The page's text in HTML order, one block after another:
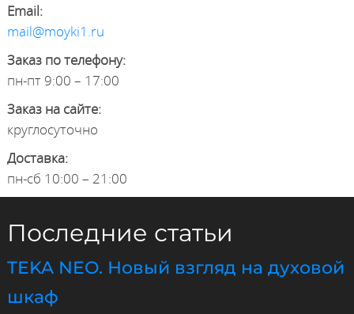
Email:
mail@moyki1.ru
Заказ по телефону:
пн-пт 9:00 – 17:00
Заказ на сайте:
круглосуточно
Доставка:
пн-сб 10:00 – 21:00
Последние статьи
TEKA NEO. Новый взгляд на духовой
шкаф